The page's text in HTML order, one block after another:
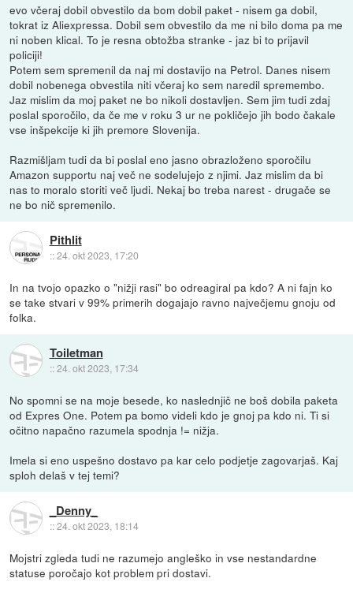
evo včeraj dobil obvestilo da bom dobil paket - nisem ga dobil,
tokrat iz Aliexpressa. Dobil sem obvestilo da me ni bilo doma pa me
ni noben klical. To je resna obtožba stranke - jaz bi to prijavil
policiji!
Potem sem spremenil da naj mi dostavijo na Petrol. Danes nisem
dobil nobenega obvestila niti včeraj ko sem naredil spremembo.
Jaz mislim da moj paket ne bo nikoli dostavljen. Sem jim tudi zdaj
poslal sporočilo, da če me v roku 3 ur ne pokličejo jih bodo čakale
vse inšpekcije ki jih premore Slovenija.
Razmišljam tudi da bi poslal eno jasno obrazloženo sporočilu
Amazon supportu naj več ne sodelujejo z njimi. Jaz mislim da bi
nas to moralo storiti več ljudi. Nekaj bo treba narest - drugače se
ne bo nič spremenilo.
Pithlit
::24. okt 2023, 17:20
In na tvojo opazko o "nižji rasi" bo odreagiral pa kdo? A ni fajn ko
se take stvari v 99% primerih dogajajo ravno največjemu gnoju od
folka.
Toiletman
::24. okt 2023, 17:34
No spomni se na moje besede, ko naslednjič ne boš dobila paketa
od Expres One. Potem pa bomo videli kdo je gnoj pa kdo ni. Ti si
očitno napačno razumela spodnja != nižja.
Imela si eno uspešno dostavo pa kar celo podjetje zagovarjaš. Kaj
sploh delaš v tej temi?
_Denny_
::24. okt 2023, 18:14
Mojstri zgleda tudi ne razumejo angleško in vse nestandardne
statuse poročajo kot problem pri dostavi.